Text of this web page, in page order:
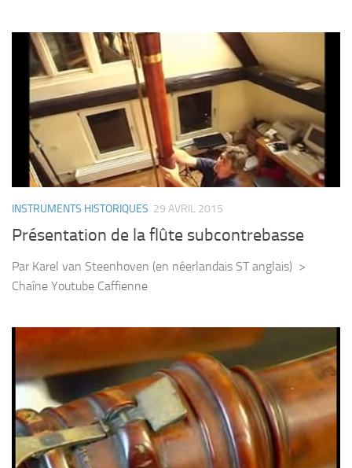
INSTRUMENTS HISTORIQUES 29 AVRIL 2015
Présentation de la flûte subcontrebasse
Par Karel van Steenhoven (en néerlandais ST anglais) >
Chaîne Youtube Caffienne